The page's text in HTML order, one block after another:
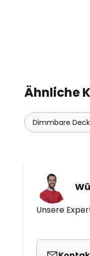
Ähnliche
Dimmbare
Unsere